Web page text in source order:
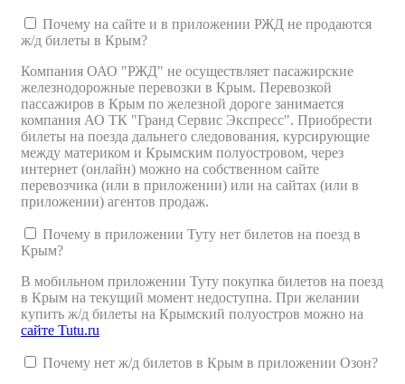
Почему на сайте и в приложении РЖД не продаются
ж/д билеты в Крым?
Компания ОАО "РЖД" не осуществляет пасажирские
железнодорожные перевозки в Крым. Перевозкой
пассажиров в Крым по железной дороге занимается
компания АО ТК "Гранд Сервис Экспресс". Приобрести
билеты на поезда дальнего следовования, курсирующие
между материком и Крымским полуостровом, через
интернет (онлайн) можно на собственном сайте
перевозчика (или в приложении) или на сайтах (или в
приложении) агентов продаж.
Почему в приложении Туту нет билетов на поезд в
Крым?
В мобильном приложении Туту покупка билетов на поезд
в Крым на текущий момент недоступна. При желании
купить ж/д билеты на Крымский полуостров можно на
сайте Tutu.ru
Почему нет ж/д билетов в Крым в приложении Озон?